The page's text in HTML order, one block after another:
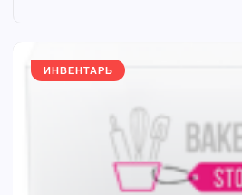
ИНВЕНТАРЬ